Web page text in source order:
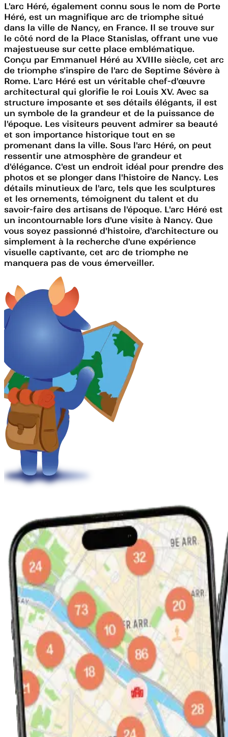
L'arc Héré, également connu sous le nom de Porte
Héré, est un magnifique arc de triomphe situé
dans la ville de Nancy, en France. Il se trouve sur
le côté nord de la Place Stanislas, offrant une vue
majestueuse sur cette place emblématique.
Conçu par Emmanuel Héré au XVIIIe siècle, cet arc
de triomphe s'inspire de l'arc de Septime Sévère à
Rome. L'arc Héré est un véritable chef-d'œuvre
architectural qui glorifie le roi Louis XV. Avec sa
structure imposante et ses détails élégants, il est
un symbole de la grandeur et de la puissance de
l'époque. Les visiteurs peuvent admirer sa beauté
et son importance historique tout en se
promenant dans la ville. Sous l'arc Héré, on peut
ressentir une atmosphère de grandeur et
d'élégance. C'est un endroit idéal pour prendre des
photos et se plonger dans l'histoire de Nancy. Les
détails minutieux de l'arc, tels que les sculptures
et les ornements, témoignent du talent et du
savoir-faire des artisans de l'époque. L'arc Héré est
un incontournable lors d'une visite à Nancy. Que
vous soyez passionné d'histoire, d'architecture ou
simplement à la recherche d'une expérience
visuelle captivante, cet arc de triomphe ne
manquera pas de vous émerveiller.